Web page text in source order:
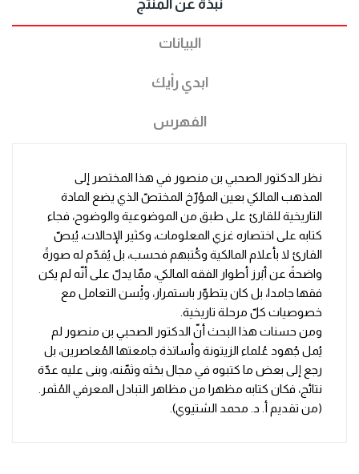
نبذة عن المنتج
البيانات
ابدي رأيك
الفهرس
نظر الدكتور الصحبي بن منصور في هذا المختصر إلى
المذهب المالكي بعين المؤرّخ المختصّ الذي يضع المادة
التاريخية للقارئ على طبق من الموضوعية والوضوح، فجاء
كتابه على اختصاره غزي المعلومات، وكثير الإحالات، يُبصّ
القارئ لا بأعلام المالكية وكُتبهم فحسب، بل يُقدّم له صورةً
واضحةً عن أبْرز أطوار الفقه المالكي، ممّا يدلّ على أنّه لم يكن
فقها جامدا، بل كان يتطوّر باستمرار، ويُْسن التعامل مع
خصوصيات كلّ مرحلة تاريخية.
ومن حسنات هذا البحث أنّ الدكتور الصحبي بن منصور لم
يُمل جُهود عُلماء الزيتونة وأساتذة جامعتها المُعاصرين، بل
رجع إلى بعض ما كتبوه في مجال بحْثه وثمّنه، وبنى عليه عدّة
نتائج، فكان كتابه مظهرا من مظاهر التبادل المعرفي المُثمر.
(من تقديم أ. د. محمد الشتيوي).